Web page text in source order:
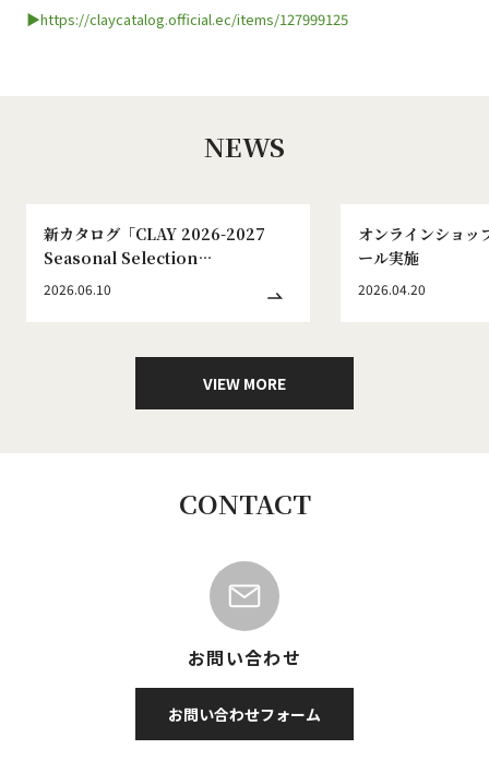
▶https://claycatalog.official.ec/items/127999125
NEWS
新カタログ「CLAY 2026-2027
Seasonal Selection
WINTER&SPRING No.186」発刊
2026.06.10
オンラインショッ
ール実施
2026.04.20
VIEW MORE
CONTACT
お問い合わせ
お問い合わせフォーム